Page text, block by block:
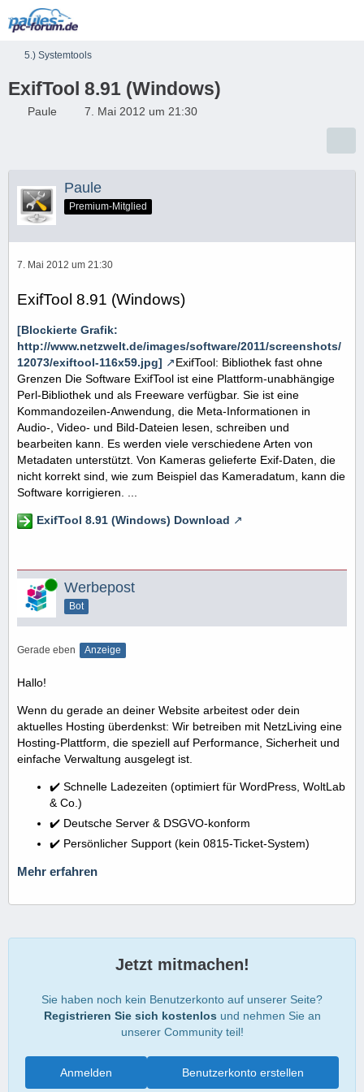
5.) Systemtools
ExifTool 8.91 (Windows)
Paule 7. Mai 2012 um 21:30
Paule
Premium-Mitglied
7. Mai 2012 um 21:30
ExifTool 8.91 (Windows)
[Blockierte Grafik:
http://www.netzwelt.de/images/software/2011/screenshots/
12073/exiftool-116x59.jpg]
ExifTool: Bibliothek fast ohne
Grenzen Die Software ExifTool ist eine Plattform-unabhängige
Perl-Bibliothek und als Freeware verfügbar. Sie ist eine
Kommandozeilen-Anwendung, die Meta-Informationen in
Audio-, Video- und Bild-Dateien lesen, schreiben und
bearbeiten kann. Es werden viele verschiedene Arten von
Metadaten unterstützt. Von Kameras gelieferte Exif-Daten, die
nicht korrekt sind, wie zum Beispiel das Kameradatum, kann die
Software korrigieren. ...
ExifTool 8.91 (Windows) Download
Online Werbepost
Bot
Gerade eben Anzeige
Hallo!
Wenn du gerade an deiner Website arbeitest oder dein
aktuelles Hosting überdenkst: Wir betreiben mit NetzLiving eine
Hosting-Plattform, die speziell auf Performance, Sicherheit und
einfache Verwaltung ausgelegt ist.
✔️ Schnelle Ladezeiten (optimiert für WordPress, WoltLab
& Co.)
✔️ Deutsche Server & DSGVO-konform
✔️ Persönlicher Support (kein 0815-Ticket-System)
Mehr erfahren
Jetzt mitmachen!
Sie haben noch kein Benutzerkonto auf unserer Seite?
Registrieren Sie sich kostenlos und nehmen Sie an
unserer Community teil!
Benutzerkonto erstellen
Anmelden